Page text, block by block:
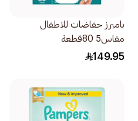
بامبرز حفاضات للاطفال
مقاس5 80قطعة
149.95